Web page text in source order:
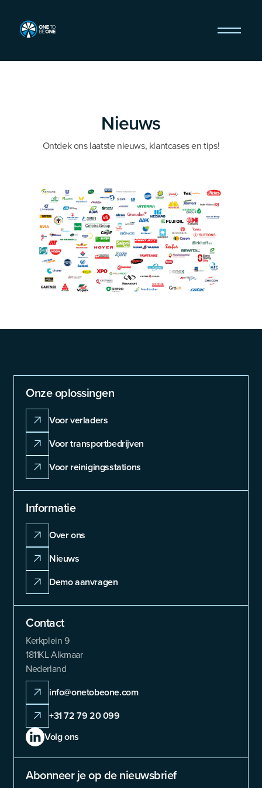
Nieuws
Ontdek ons laatste nieuws, klantcases en tips!
Onze oplossingen
Voor verladers
Voor transportbedrijven
Voor reinigingsstations
Informatie
Over ons
Nieuws
Demo aanvragen
Contact
Kerkplein 9
1811KL Alkmaar
Nederland
info@onetobeone.com
+31 72 79 20 099
Volg ons
Abonneer je op de nieuwsbrief